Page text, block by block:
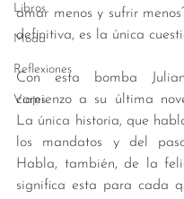
Libros
Moda
Reflexiones
Viajes
amar menos y sufrir
definitiva, es la única
Con esta bomba
comienzo a su última
La única historia, que
los mandatos y del
Habla, también, de la
significa esta para cada